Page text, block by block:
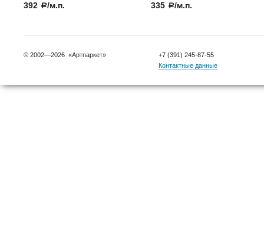
392 a/м.п.
335 a/м.п.
© 2002—2026 «Артпаркет»
+7 (391) 245-87-55
Контактные данные